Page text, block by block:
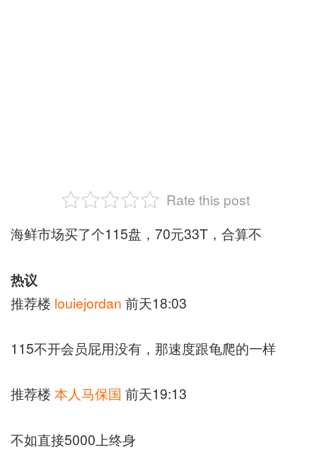
Rate this post
海鲜市场买了个115盘，70元33T，合算不
热议
推荐楼 louiejordan 前天18:03
115不开会员屁用没有，那速度跟龟爬的一样
推荐楼 本人马保国 前天19:13
不如直接5000上终身